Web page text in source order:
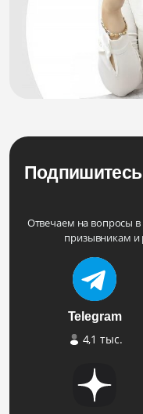
Отвечаем на вопросы в
призывникам и
Telegram
4,1 тыс.